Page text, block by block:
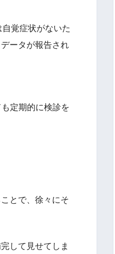
覚症状がないた
ータが報告され
定期的に検診を
とで、徐々にそ
して見せてしま